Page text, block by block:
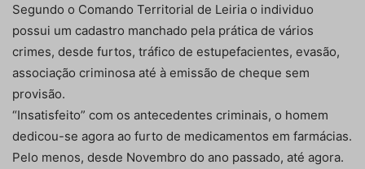
Segundo o Comando Territorial de Leiria o individuo
possui um cadastro manchado pela prática de vários
crimes, desde furtos, tráfico de estupefacientes, evasão,
associação criminosa até à emissão de cheque sem
provisão.
“Insatisfeito” com os antecedentes criminais, o homem
dedicou-se agora ao furto de medicamentos em farmácias.
Pelo menos, desde Novembro do ano passado, até agora.